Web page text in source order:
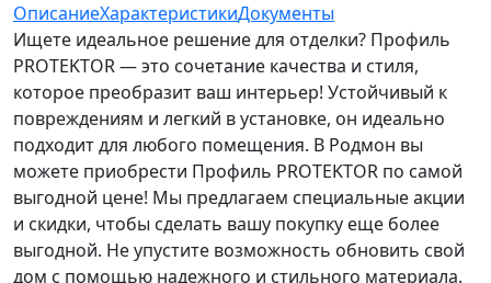
ОписаниеХарактеристикиДокументы
Ищете идеальное решение для отделки? Профиль
PROTEKTOR — это сочетание качества и стиля,
которое преобразит ваш интерьер! Устойчивый к
повреждениям и легкий в установке, он идеально
подходит для любого помещения. В Родмон вы
можете приобрести Профиль PROTEKTOR по самой
выгодной цене! Мы предлагаем специальные акции
и скидки, чтобы сделать вашу покупку еще более
выгодной. Не упустите возможность обновить свой
дом с помощью надежного и стильного материала.